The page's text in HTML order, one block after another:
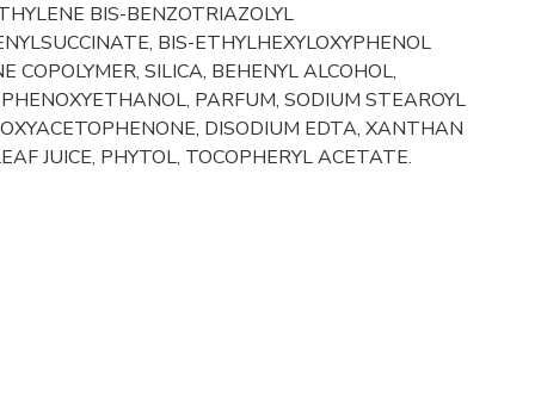
BIS-BENZOTRIAZOLYL
BIS-ETHYLHEXYLOXYPHENOL
SILICA, BEHENYL ALCOHOL,
PARFUM, SODIUM STEAROYL
DISODIUM EDTA, XANTHAN
JUICE, PHYTOL, TOCOPHERYL ACETATE.